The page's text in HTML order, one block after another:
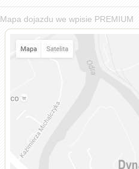
Mapa dojazdu we wpisie PREMIUM